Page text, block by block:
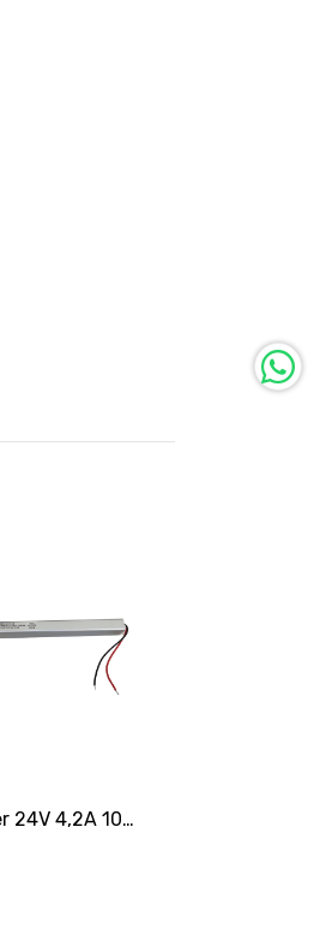
Fuente de Poder 24V 4,2A 100W IP20 Delgada wt